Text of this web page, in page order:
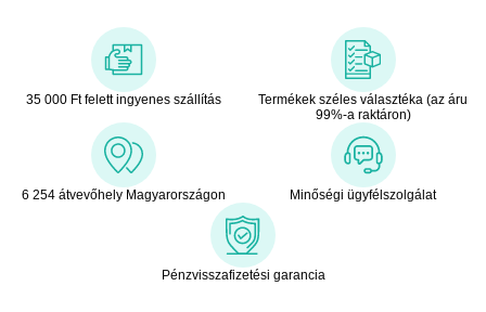
35 000 Ft felett ingyenes szállítás
Termékek széles választéka (az áru
99%-a raktáron)
6 254 átvevőhely Magyarországon Minőségi ügyfélszolgálat
Pénzvisszafizetési garancia